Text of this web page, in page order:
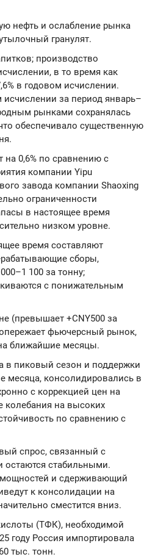
нефть и ослабление рынка
гранулят.
производство
в то время как
в годовом исчислении.
исчислении за период январь–
рынками сохранялась
обеспечивало существенную
на 0,6% по сравнению с
компании Yipu
завода компании Shaoxing
ограниченности
в настоящее время
низком уровне.
время составляют
сборы,
100 за тонну;
с понижательным
(превышает +CNY500 за
фьючерсный рынок,
ближайшие месяцы.
в пиковый сезон и поддержки
месяца, консолидировались в
с коррекцией цен на
на высоких
по сравнению с
спрос, связанный с
остаются стабильными.
и сдерживающий
к консолидации на
сместится вниз.
(ТФК), необходимой
году Россия импортировала
тыс. тонн.